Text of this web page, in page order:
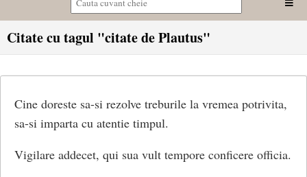
Citate cu tagul "citate de Plautus"
Cine doreste sa-si rezolve treburile la vremea potrivita,
sa-si imparta cu atentie timpul.
Vigilare addecet, qui sua vult tempore conficere officia.